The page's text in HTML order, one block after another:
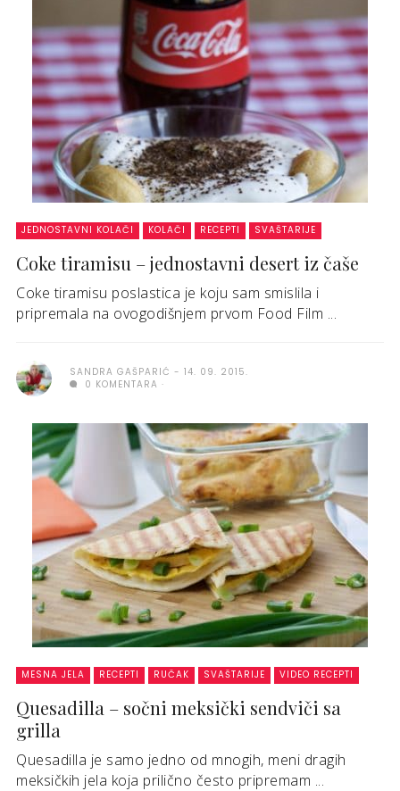
JEDNOSTAVNI KOLAČI KOLAČI RECEPTI SVAŠTARIJE
Coke tiramisu – jednostavni desert iz čaše
Coke tiramisu poslastica je koju sam smislila i
pripremala na ovogodišnjem prvom Food Film ...
SANDRA GAŠPARIĆ
14. 09. 2015.
0 KOMENTARA
MESNA JELA RECEPTI RUČAK SVAŠTARIJE VIDEO RECEPTI
Quesadilla – sočni meksički sendviči sa
grilla
Quesadilla je samo jedno od mnogih, meni dragih
meksičkih jela koja prilično često pripremam ...